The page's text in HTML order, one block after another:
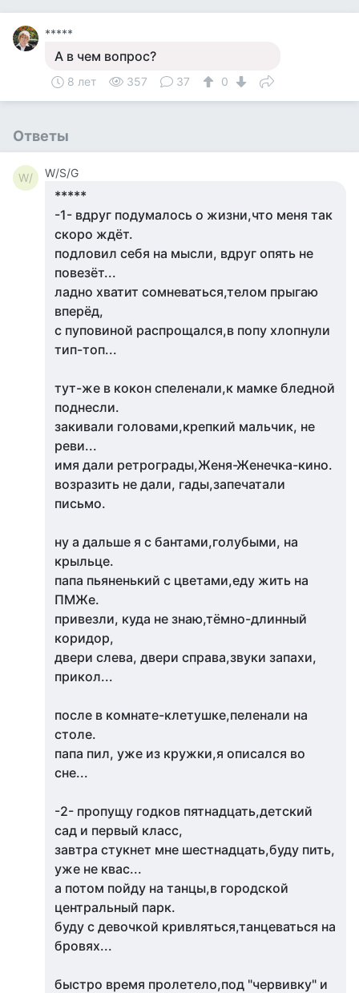
*****
А в чем вопрос?
8 лет 357 37 0
Ответы
W/ W/S/G
*****
-1- вдруг подумалось о жизни,что меня так
скоро ждёт.
подловил себя на мысли, вдруг опять не
повезёт...
ладно хватит сомневаться,телом прыгаю
вперёд,
с пуповиной распрощался,в попу хлопнули
тип-топ...
тут-же в кокон спеленали,к мамке бледной
поднесли.
закивали головами,крепкий мальчик, не
реви...
имя дали ретрограды,Женя-Женечка-кино.
возразить не дали, гады,запечатали
письмо.
ну а дальше я с бантами,голубыми, на
крыльце.
папа пьяненький с цветами,еду жить на
ПМЖе.
привезли, куда не знаю,тёмно-длинный
коридор,
двери слева, двери справа,звуки запахи,
прикол...
после в комнате-клетушке,пеленали на
столе.
папа пил, уже из кружки,я описался во
сне...
-2- пропущу годков пятнадцать,детский
сад и первый класс,
завтра стукнет мне шестнадцать,буду пить,
уже не квас...
а потом пойду на танцы,в городской
центральный парк.
буду с девочкой кривляться,танцеваться на
бровях...
быстро время пролетело,под "червивку" и